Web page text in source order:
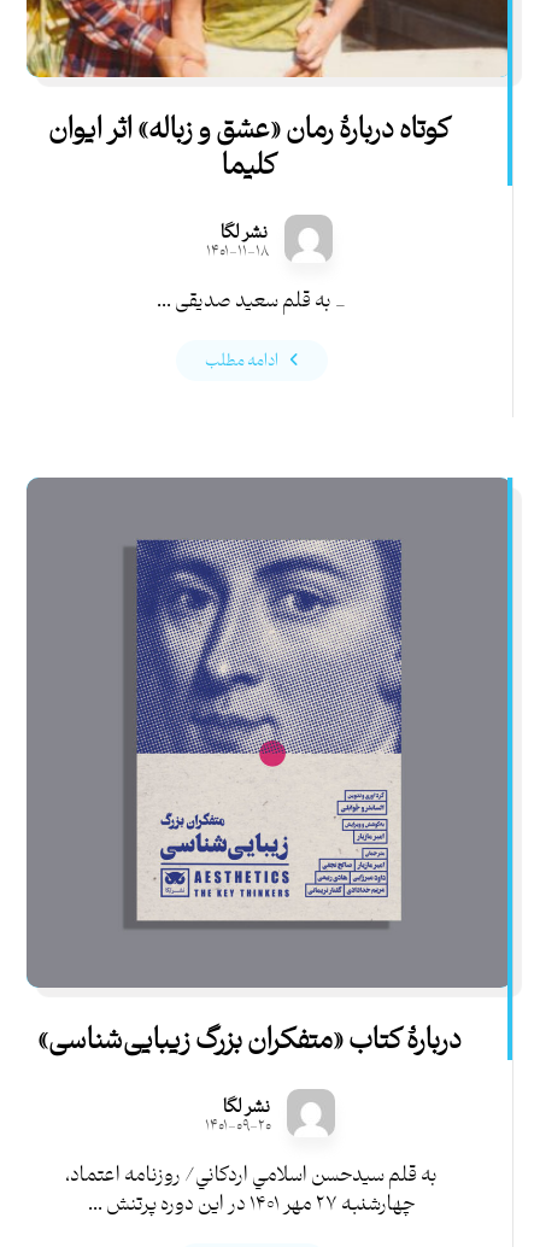
کوتاه دربارۀ رمان «عشق و زباله» اثر ایوان
کلیما
نشر لگا
۱۴۰۱-۱۱-۱۸
_ به قلم سعید صدیقی ...
ادامه مطلب
دربارۀ کتاب «متفكران بزرگ زيبايی‌شناسی»
نشر لگا
۱۴۰۱-۰۹-۲۰
به قلم سيدحسن اسلامي اردكاني/ روزنامه اعتماد،
چهارشنبه ۲۷ مهر ۱۴۰۱ در اين دوره پرتنش ...